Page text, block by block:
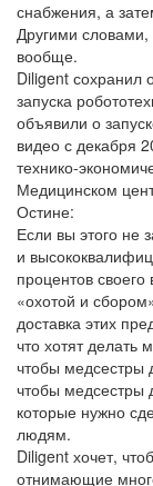
снабжения, а
Другими словами,
вообще.
Diligent сохранил
запуска
объявили о
видео с декабря
технико-
Медицинском
Остине:
Если вы этого не
и
процентов
«охотой и
доставка этих
что хотят делать
чтобы медсестры
чтобы медсестры
которые нужно
людям.
Diligent хочет,
отнимающие